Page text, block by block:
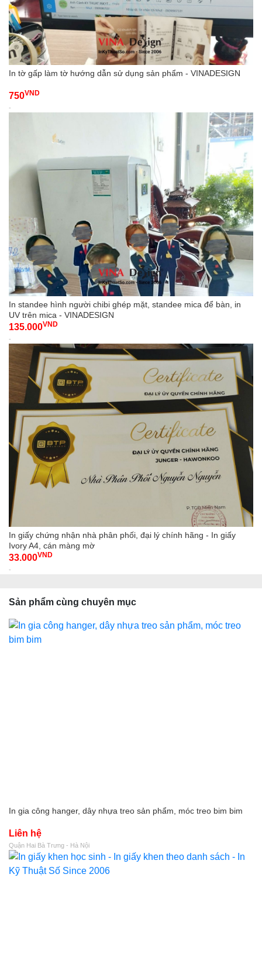
In tờ gấp làm tờ hướng dẫn sử dụng sản phẩm - VINADESIGN
750VND
-
In standee hình người chibi ghép mặt, standee mica để bàn, in
UV trên mica - VINADESIGN
135.000VND
-
In giấy chứng nhận nhà phân phối, đại lý chính hãng - In giấy
Ivory A4, cán màng mờ
33.000VND
-
Sản phẩm cùng chuyên mục
In gia công hanger, dây nhựa treo sản phẩm, móc treo bim bim
Liên hệ
Quận Hai Bà Trưng - Hà Nội